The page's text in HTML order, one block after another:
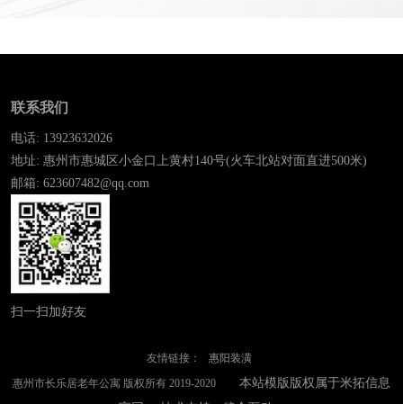
联系我们
电话: 13923632026
地址: 惠州市惠城区小金口上黄村140号(火车北站对面直进500米)
邮箱: 623607482@qq.com
扫一扫加好友
友情链接：
惠阳装潢
惠州市长乐居老年公寓 版权所有 2019-2020
本站模版版权属于米拓信息